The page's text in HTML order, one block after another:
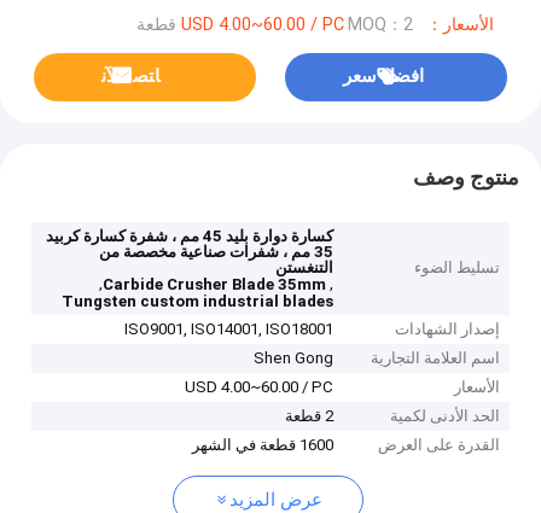
الأسعار：USD 4.00~60.00 / PC MOQ：2 قطعة
افضل سعر ﺎﺘﺼﻟ ﺍﻶﻧ
منتوج وصف
تسليط الضوء
كسارة دوارة بليد 45 مم ، شفرة كسارة كربيد
35 مم ، شفرات صناعية مخصصة من
التنغستن
,
Carbide Crusher Blade 35mm
,
Tungsten custom industrial blades
إصدار الشهادات
ISO9001, ISO14001, ISO18001
اسم العلامة التجارية
Shen Gong
الأسعار
USD 4.00~60.00 / PC
الحد الأدنى لكمية
2 قطعة
القدرة على العرض
1600 قطعة في الشهر
عرض المزيد